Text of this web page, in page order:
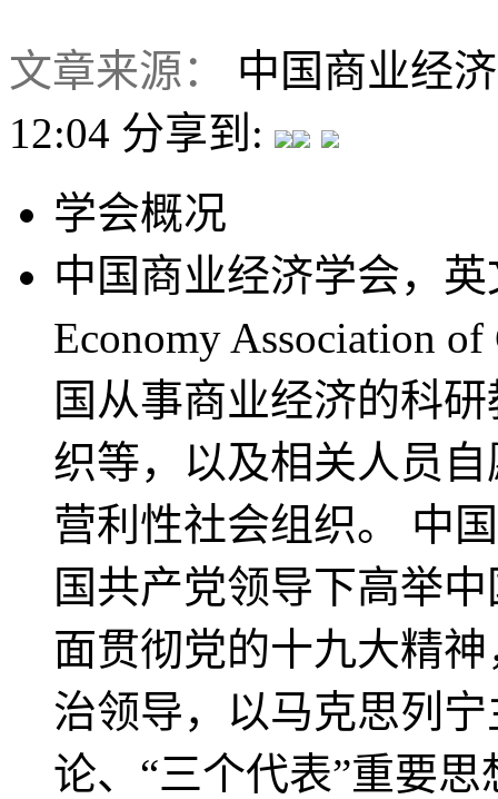
文章来源：
中国商业经
12:04 分享到:
学会概况
中国商业经济学会，英
Economy Association
国从事商业经济的科
织等，以及相关人员
营利性社会组织。 中
国共产党领导下高举
面贯彻党的十九大精
治领导，以马克思列
论、“三个代表”重要